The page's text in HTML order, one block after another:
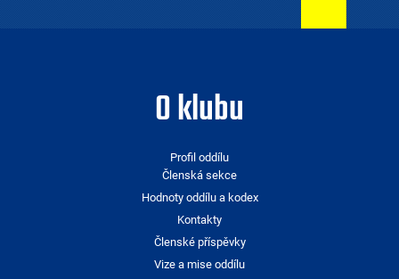
O klubu
Profil oddílu
Členská sekce
Hodnoty oddílu a kodex
Kontakty
Členské příspěvky
Vize a mise oddílu